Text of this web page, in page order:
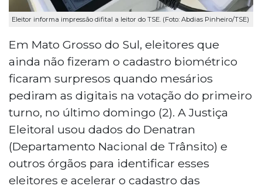
Eleitor informa impressão difital a leitor do TSE. (Foto: Abdias Pinheiro/TSE)
Em Mato Grosso do Sul, eleitores que
ainda não fizeram o cadastro biométrico
ficaram surpresos quando mesários
pediram as digitais na votação do primeiro
turno, no último domingo (2). A Justiça
Eleitoral usou dados do Denatran
(Departamento Nacional de Trânsito) e
outros órgãos para identificar esses
eleitores e acelerar o cadastro das